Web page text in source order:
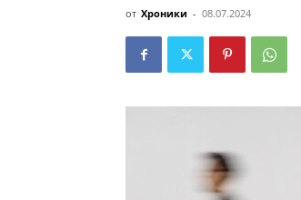
от Хроники - 08.07.2024